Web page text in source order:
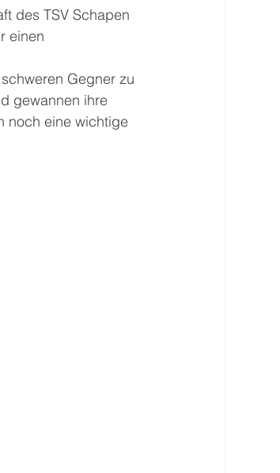
des TSV Schapen
einen
Gegner zu
gewannen ihre
noch eine wichtige